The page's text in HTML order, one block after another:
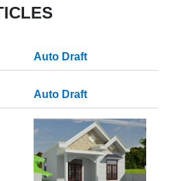
Auto Draft
Auto Draft